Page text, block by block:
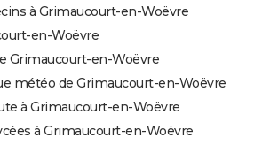
à Grimaucourt-en-Woëvre
en-Woëvre
Grimaucourt-en-Woëvre
météo de Grimaucourt-en-Woëvre
à Grimaucourt-en-Woëvre
à Grimaucourt-en-Woëvre